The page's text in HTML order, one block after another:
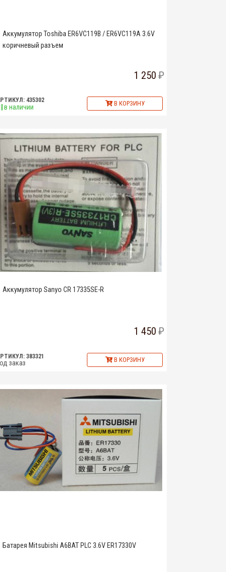
Аккумулятор Toshiba ER6VC119B / ER6VC119A 3.6V
коричневый разъем
1 250
435302
в наличии В КОРЗИНУ
Аккумулятор Sanyo CR 17335SE-R
1 450
383321
заказ В КОРЗИНУ
Батарея Mitsubishi A6BAT PLC 3.6V ER17330V